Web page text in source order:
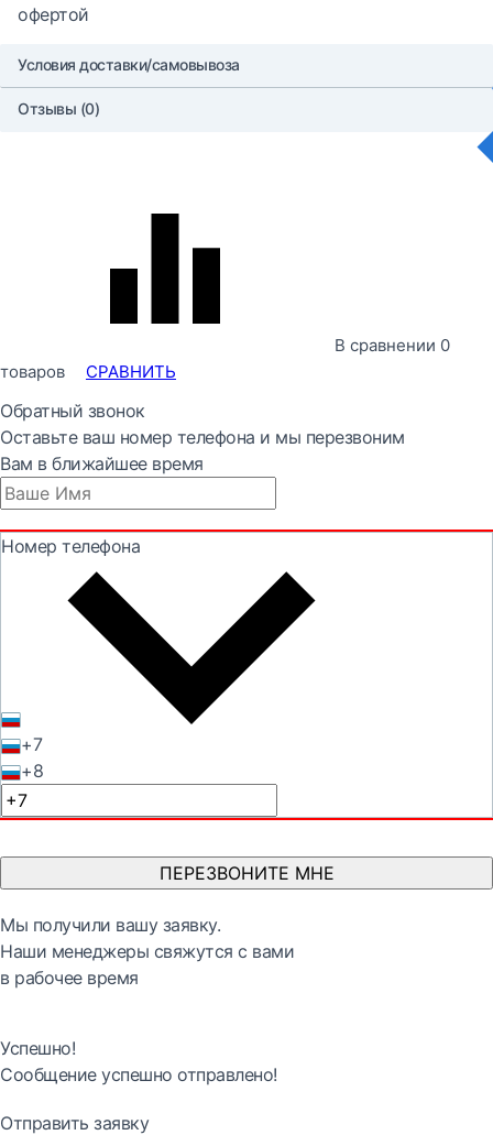
офертой
Условия доставки/самовывоза
Отзывы (0)
В сравнении 0
товаров
СРАВНИТЬ
Обратный звонок
Оставьте ваш номер телефона и мы перезвоним
Вам в ближайшее время
Номер телефона
+7
+8
ПЕРЕЗВОНИТЕ МНЕ
Мы получили вашу заявку.
Наши менеджеры свяжутся с вами
в рабочее время
Успешно!
Сообщение успешно отправлено!
Отправить заявку